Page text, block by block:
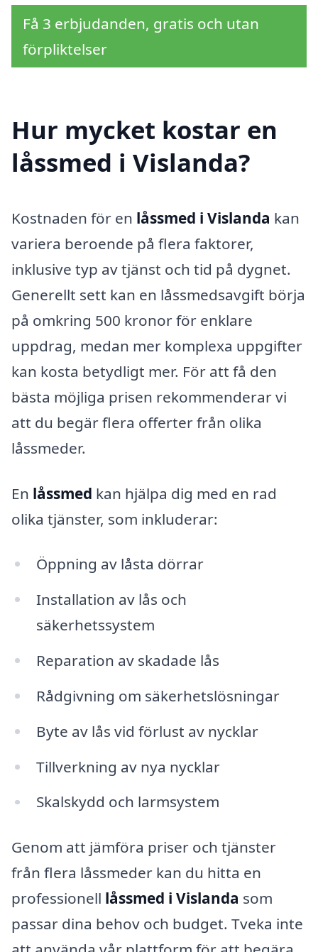
Få 3 erbjudanden, gratis och utan
förpliktelser
Hur mycket kostar en
låssmed i Vislanda?
Kostnaden för en låssmed i Vislanda kan
variera beroende på flera faktorer,
inklusive typ av tjänst och tid på dygnet.
Generellt sett kan en låssmedsavgift börja
på omkring 500 kronor för enklare
uppdrag, medan mer komplexa uppgifter
kan kosta betydligt mer. För att få den
bästa möjliga prisen rekommenderar vi
att du begär flera offerter från olika
låssmeder.
En låssmed kan hjälpa dig med en rad
olika tjänster, som inkluderar:
Öppning av låsta dörrar
Installation av lås och
säkerhetssystem
Reparation av skadade lås
Rådgivning om säkerhetslösningar
Byte av lås vid förlust av nycklar
Tillverkning av nya nycklar
Skalskydd och larmsystem
Genom att jämföra priser och tjänster
från flera låssmeder kan du hitta en
professionell låssmed i Vislanda som
passar dina behov och budget. Tveka inte